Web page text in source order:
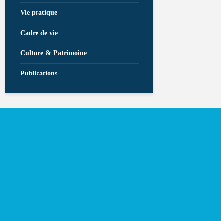
Vie pratique
Cadre de vie
Culture & Patrimoine
Publications